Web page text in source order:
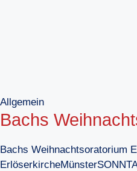
Allgemein
Bachs
Bachs Weihnachtsoratorium